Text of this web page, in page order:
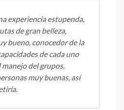
experiencia estupenda,
de gran belleza,
bueno, conocedor de la
de cada uno
del grupos,
muy buenas, así